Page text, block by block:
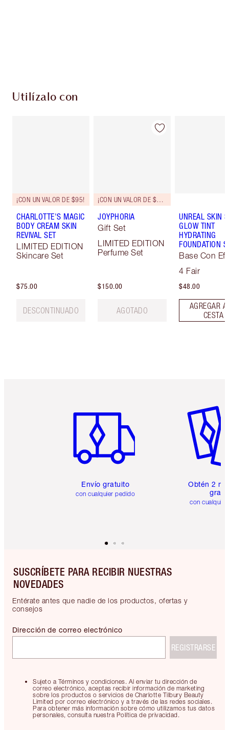
Utilízalo con
¡CON UN VALOR DE $95!
CHARLOTTE'S MAGIC
BODY CREAM SKIN
REVIVAL SET
LIMITED EDITION
Skincare Set
$75.00
DESCONTINUADO
¡CON UN VALOR DE $175!
JOYPHORIA
Gift Set
LIMITED EDITION
Perfume Set
$150.00
AGOTADO
UNREAL SKIN
GLOW TINT
HYDRATING
FOUNDATION
Base Con
4 Fair
$48.00
AGREGAR
CESTA
Envío gratuito
con cualquier pedido
Obtén 2
gratis
con
SUSCRÍBETE PARA RECIBIR NUESTRAS
NOVEDADES
Entérate antes que nadie de los productos, ofertas y
consejos
Sujeto a Términos y condiciones. Al enviar tu dirección de
correo electrónico, aceptas recibir información de marketing
sobre los productos o servicios de Charlotte Tilbury Beauty
Limited por correo electrónico y a través de las redes sociales.
Para obtener más información sobre cómo utilizamos tus datos
personales, consulta nuestra Política de privacidad.
Dirección de correo electrónico
REGISTRARSE